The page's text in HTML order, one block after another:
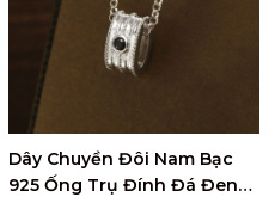
Dây Chuyền Đôi Nam Bạc
925 Ống Trụ Đính Đá Đen